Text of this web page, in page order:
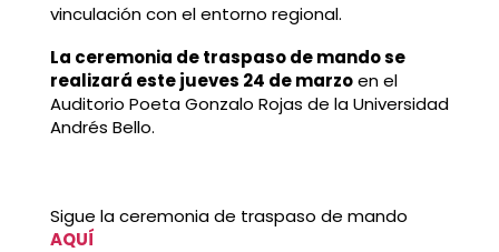
vinculación con el entorno regional.
La ceremonia de traspaso de mando se
realizará este jueves 24 de marzoen el
Auditorio Poeta Gonzalo Rojas de la Universidad
Andrés Bello.
Sigue la ceremonia de traspaso de mando
AQUÍ